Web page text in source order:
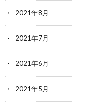
2021年8月
2021年7月
2021年6月
2021年5月